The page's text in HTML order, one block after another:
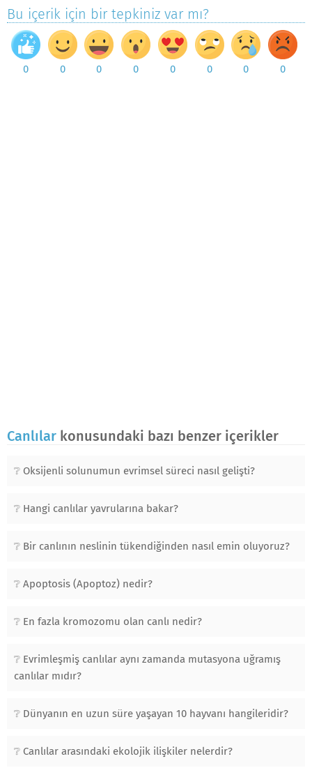
Bu içerik için bir tepkiniz var mı?
0 0 0 0 0 0 0 0
Canlılar konusundaki bazı benzer içerikler
Oksijenli solunumun evrimsel süreci nasıl gelişti?
Hangi canlılar yavrularına bakar?
Bir canlının neslinin tükendiğinden nasıl emin oluyoruz?
Apoptosis (Apoptoz) nedir?
En fazla kromozomu olan canlı nedir?
Evrimleşmiş canlılar aynı zamanda mutasyona uğramış
canlılar mıdır?
Dünyanın en uzun süre yaşayan 10 hayvanı hangileridir?
Canlılar arasındaki ekolojik ilişkiler nelerdir?